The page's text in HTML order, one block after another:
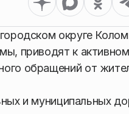
округе
приводят к
обращений от
и муниципальных